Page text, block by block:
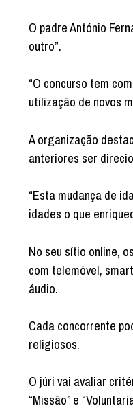
O padre António
outro”.
“O concurso tem
utilização de novos
A organização
anteriores ser
“Esta mudança de
idades o que
No seu sítio online,
com telemóvel,
áudio.
Cada concorrente
religiosos.
O júri vai avaliar
“Missão” e